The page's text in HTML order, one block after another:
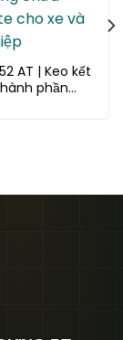
AT | Keo kết
phần
isocyanate